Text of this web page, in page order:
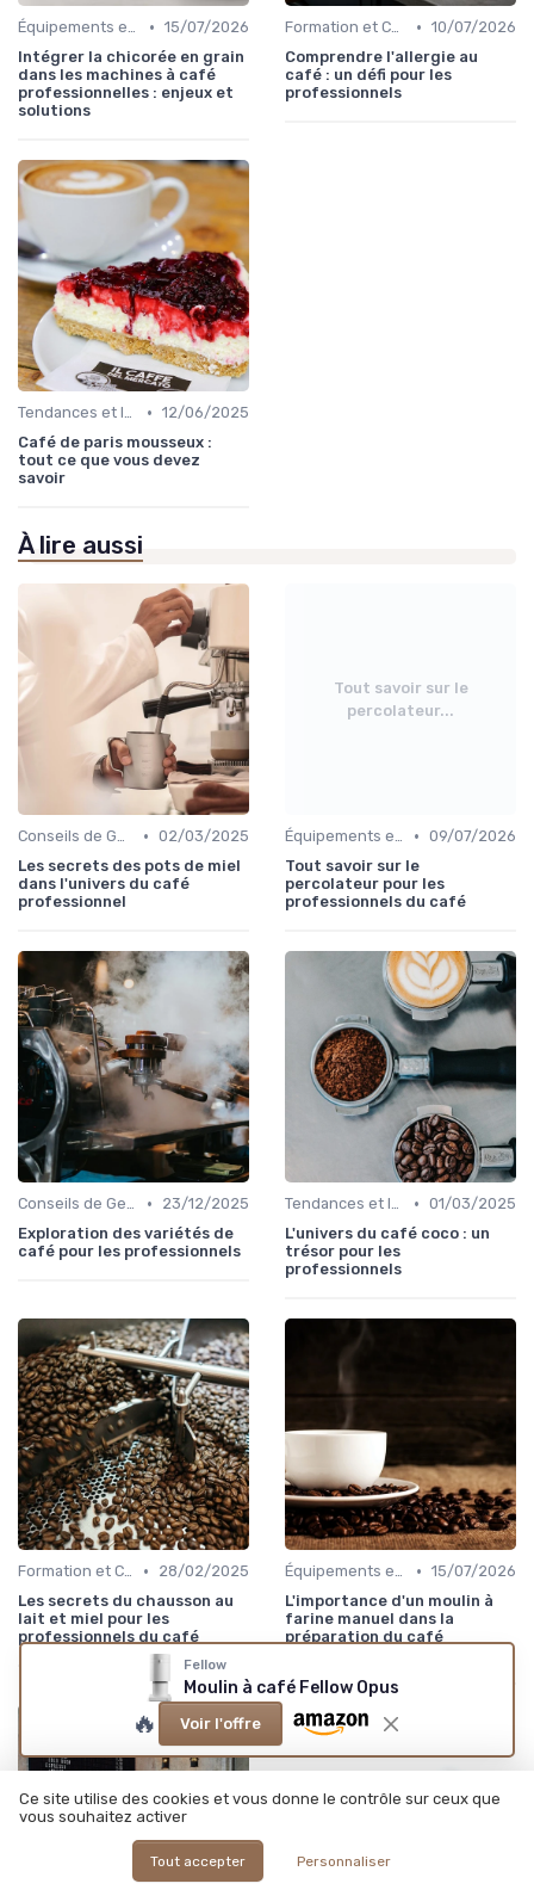
Équipements et Machines CHR • 15/07/2026
Intégrer la chicorée en grain
dans les machines à café
professionnelles : enjeux et
solutions
Formation et Certification du Personnel • 10/07/2026
Comprendre l'allergie au
café : un défi pour les
professionnels
Tendances et Innovations CHR • 12/06/2025
Café de paris mousseux :
tout ce que vous devez
savoir
À lire aussi
Conseils de Gestion du Café • 02/03/2025
Les secrets des pots de miel
dans l'univers du café
professionnel
Tout savoir sur le
percolateur...
Équipements et Machines CHR • 09/07/2026
Tout savoir sur le
percolateur pour les
professionnels du café
Conseils de Gestion du Café •
23/12/2025
Exploration des variétés de
café pour les professionnels
Tendances et Innovations CHR • 01/03/2025
L'univers du café coco : un
trésor pour les
professionnels
Formation et Certification du Personnel •
28/02/2025
Les secrets du chausson au
lait et miel pour les
professionnels du café
Équipements et Machines CHR • 15/07/2026
L'importance d'un moulin à
farine manuel dans la
préparation du café
Fellow
Moulin à café Fellow Opus
🔥 Voir l'offre
Ce site utilise des cookies et vous donne le contrôle sur ceux que
vous souhaitez activer
Tout accepter Personnaliser